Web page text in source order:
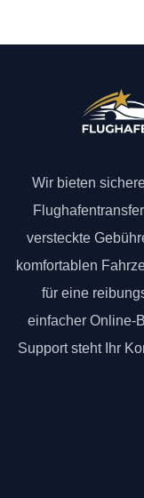
Wir bieten
versteckte
komfortablen
für eine
einfacher Online-
Support steht Ihr